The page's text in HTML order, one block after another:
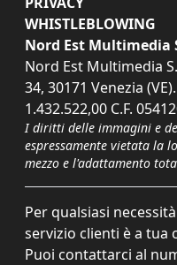
WHISTLEBLOWING
Nord Est Multimedia
Nord Est Multimedia
34, 30171 Venezia
1.432.522,00 C.F.
I diritti delle immagini e
espressamente vietata la
mezzo e l'adattamento
Per qualsiasi
servizio clienti è a tua
Puoi contattarci al